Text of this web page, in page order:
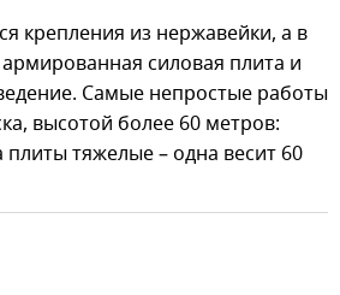
крепления из нержавейки, а в
силовая плита и
Самые непростые работы
высотой более 60 метров:
тяжелые – одна весит 60